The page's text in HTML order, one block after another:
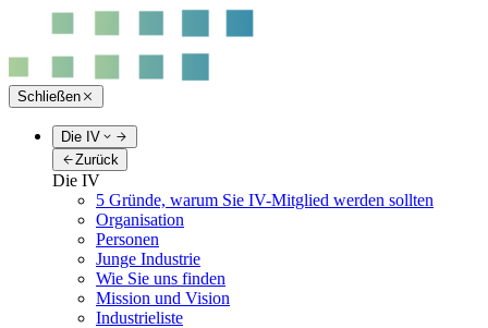
Schließen
Die IV
Zurück
Die IV
5 Gründe, warum Sie IV-Mitglied werden sollten
Organisation
Personen
Junge Industrie
Wie Sie uns finden
Mission und Vision
Industrieliste